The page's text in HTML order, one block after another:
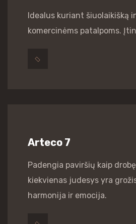
Idealus kuriant šiuolaikišką
komercinėms patalpoms.
Arteco 7
Padengia paviršių kaip
kiekvienas judesys yra
harmonija ir emocija.